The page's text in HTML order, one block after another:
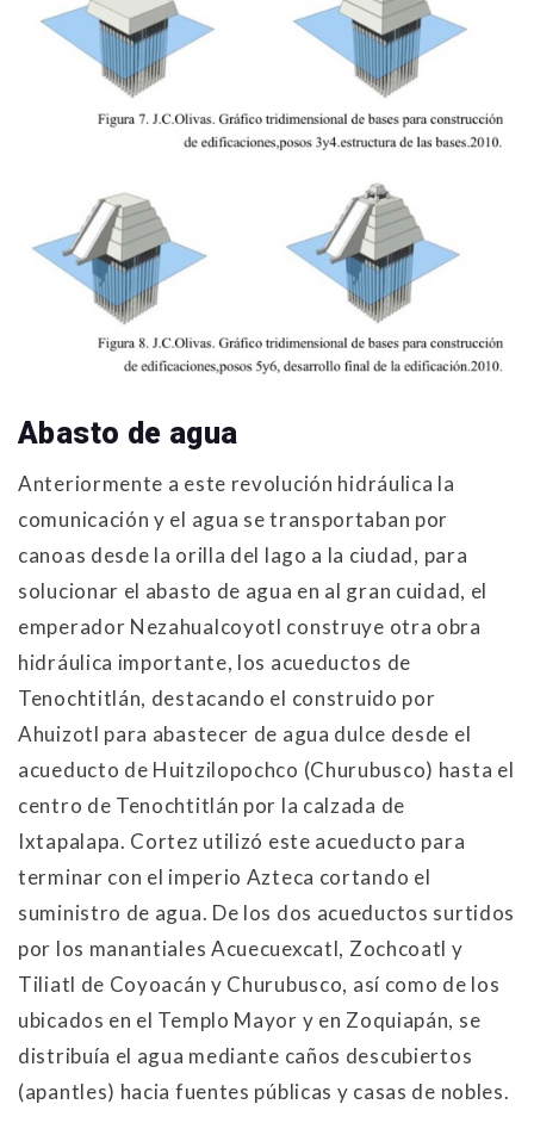
Abasto de agua
Anteriormente a este revolución hidráulica la
comunicación y el agua se transportaban por
canoas desde la orilla del lago a la ciudad, para
solucionar el abasto de agua en al gran cuidad, el
emperador Nezahualcoyotl construye otra obra
hidráulica importante, los acueductos de
Tenochtitlán, destacando el construido por
Ahuizotl para abastecer de agua dulce desde el
acueducto de Huitzilopochco (Churubusco) hasta el
centro de Tenochtitlán por la calzada de
Ixtapalapa. Cortez utilizó este acueducto para
terminar con el imperio Azteca cortando el
suministro de agua. De los dos acueductos surtidos
por los manantiales Acuecuexcatl, Zochcoatl y
Tiliatl de Coyoacán y Churubusco, así como de los
ubicados en el Templo Mayor y en Zoquiapán, se
distribuía el agua mediante caños descubiertos
(apantles) hacia fuentes públicas y casas de nobles.